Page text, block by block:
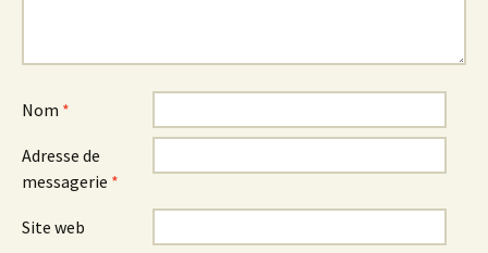
Nom *
Adresse de
messagerie *
Site web